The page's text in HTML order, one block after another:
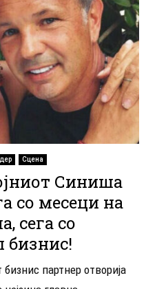
Сцена
Синиша
со месеци на
сега со
бизнис!
партнер отворија